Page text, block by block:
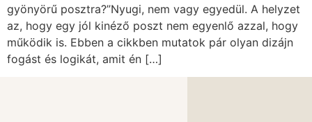
gyönyörű posztra?”Nyugi, nem vagy egyedül. A helyzet
az, hogy egy jól kinéző poszt nem egyenlő azzal, hogy
működik is. Ebben a cikkben mutatok pár olyan dizájn
fogást és logikát, amit én […]